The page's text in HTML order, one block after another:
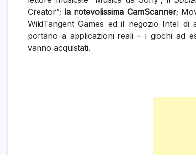
Creator”; la notevolissima CamScanner;
WildTangent Games ed il negozio Intel di
portano a applicazioni reali – i giochi ad
vanno acquistati.